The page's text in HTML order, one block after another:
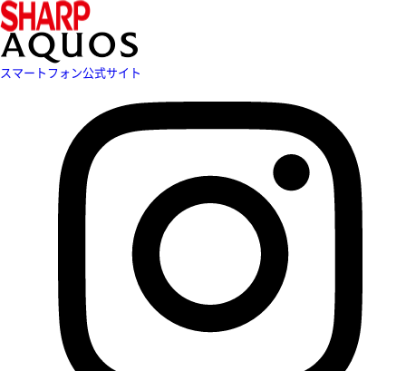
スマートフォン公式サイト